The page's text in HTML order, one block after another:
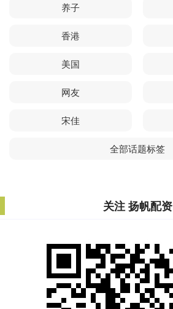
养子
香港
美国
网友
宋佳
全部话题标签
关注 扬帆配资